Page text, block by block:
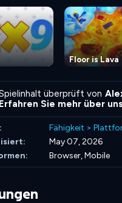
Floor is Lava
überprüft von
Erfahren Sie mehr über
Fähigkeit >
May 07, 2026
Browser, Mobile